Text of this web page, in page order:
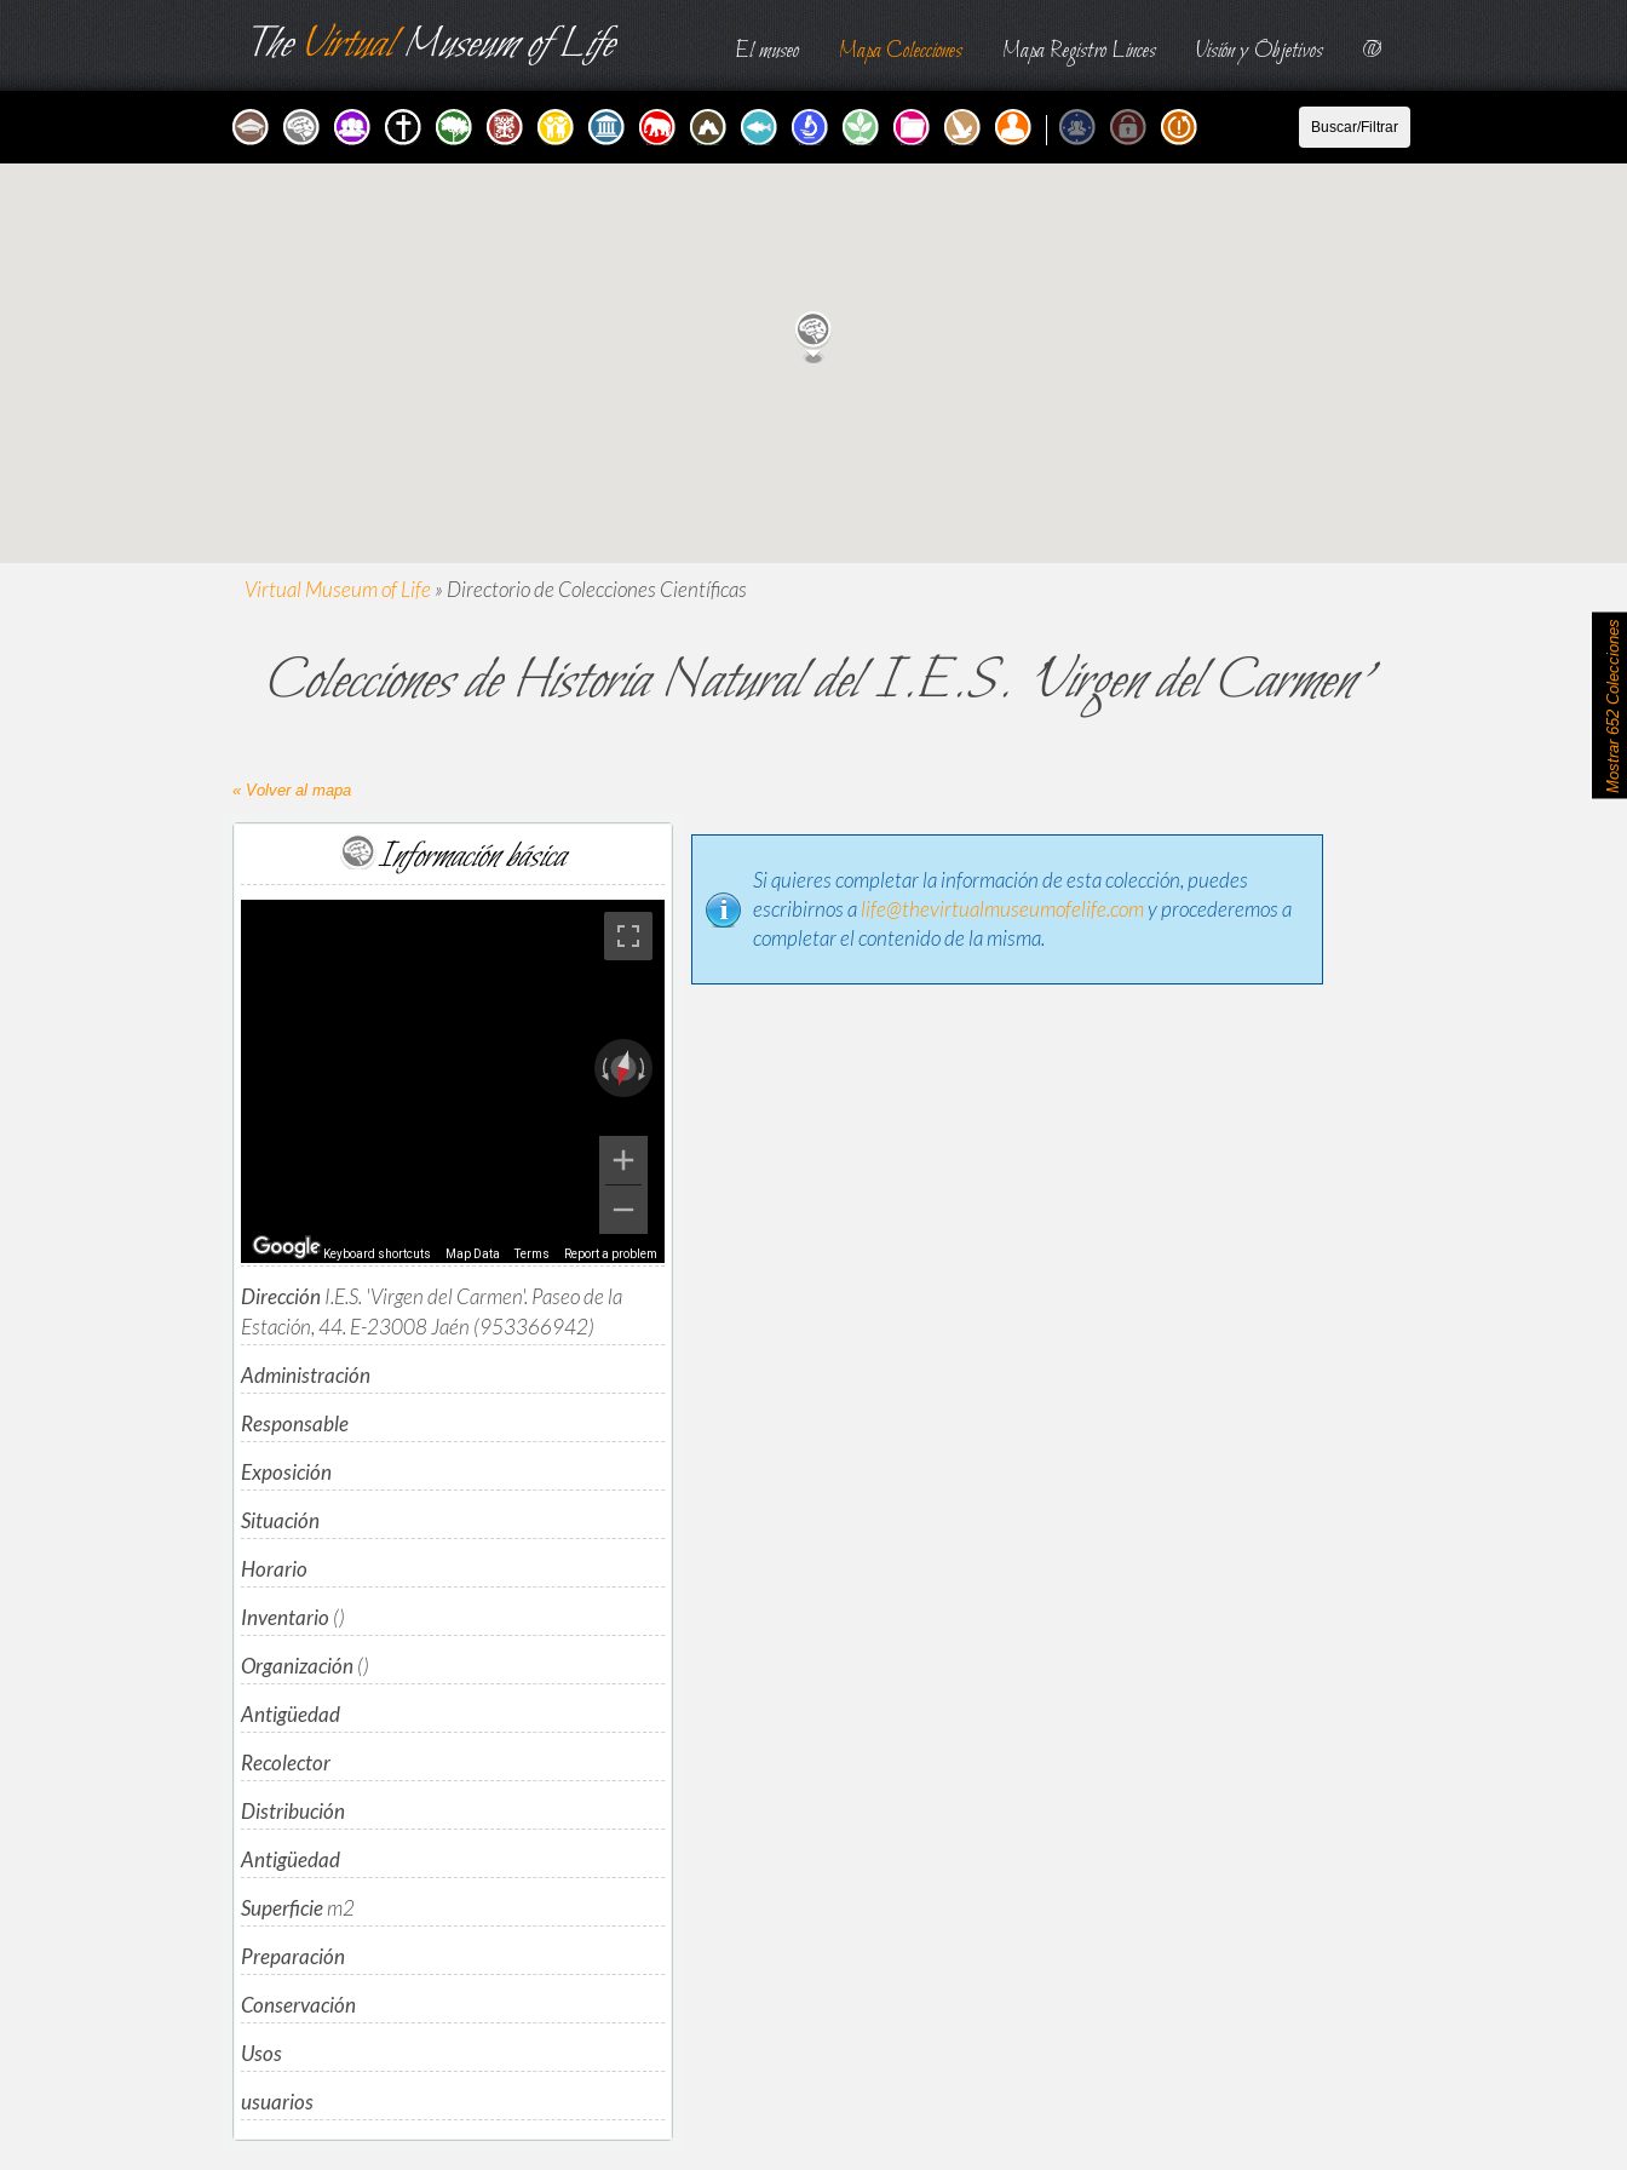
TheVirtualMuseum of Life El museo Mapa Colecciones Mapa Registro Linces Visión y Objetivos @
Mostrar
652 Colecciones
Virtual Museum of Life » Directorio de Colecciones Científicas
Colecciones de Historia Natural del I.E.S. 'Virgen del Carmen'
« Volver al mapa
Información básica
Keyboard shortcuts Map Data Terms Report a problem
Dirección I.E.S. 'Virgen del Carmen'. Paseo de la
Estación, 44. E-23008 Jaén (953366942)
Administración
Responsable
Exposición
Situación
Horario
Inventario ()
Organización ()
Antigüedad
Recolector
Distribución
Antigüedad
Superficiem2
Preparación
Conservación
Usos
usuarios
Si quieres completar la información de esta colección, puedes
escribirnos alife@thevirtualmuseumofelife.comy procederemos a
completar el contenido de la misma.